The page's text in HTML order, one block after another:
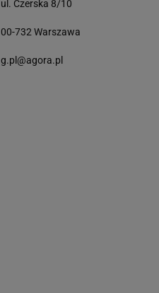
ul. Czerska 8/10
00-732 Warszawa
g.pl@agora.pl